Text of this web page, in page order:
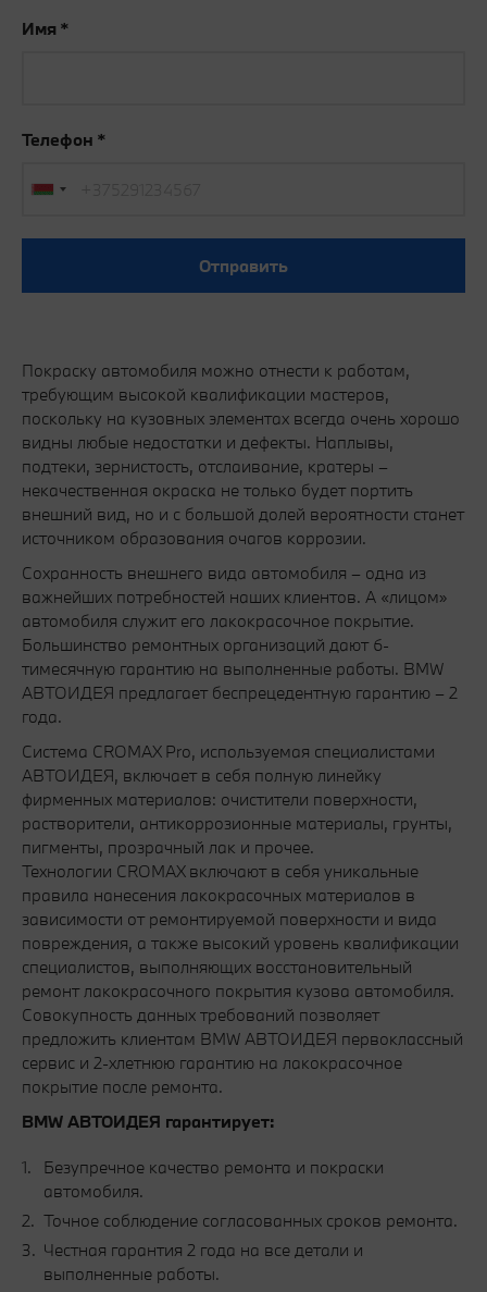
Имя
Телефон
Отправить
Покраску автомобиля можно отнести к работам,
требующим высокой квалификации мастеров,
поскольку на кузовных элементах всегда очень хорошо
видны любые недостатки и дефекты. Наплывы,
подтеки, зернистость, отслаивание, кратеры –
некачественная окраска не только будет портить
внешний вид, но и с большой долей вероятности станет
источником образования очагов коррозии.
Сохранность внешнего вида автомобиля – одна из
важнейших потребностей наших клиентов. А «лицом»
автомобиля служит его лакокрасочное покрытие.
Большинство ремонтных организаций дают 6-
тимесячную гарантию на выполненные работы. BMW
АВТОИДЕЯ предлагает беспрецедентную гарантию – 2
года.
Система CROMAX Pro, используемая специалистами
АВТОИДЕЯ, включает в себя полную линейку
фирменных материалов: очистители поверхности,
растворители, антикоррозионные материалы, грунты,
пигменты, прозрачный лак и прочее.
Технологии CROMAX включают в себя уникальные
правила нанесения лакокрасочных материалов в
зависимости от ремонтируемой поверхности и вида
повреждения, а также высокий уровень квалификации
специалистов, выполняющих восстановительный
ремонт лакокрасочного покрытия кузова автомобиля.
Совокупность данных требований позволяет
предложить клиентам BMW АВТОИДЕЯ первоклассный
сервис и 2-хлетнюю гарантию на лакокрасочное
покрытие после ремонта.
BMW АВТОИДЕЯ гарантирует:
Безупречное качество ремонта и покраски
автомобиля.
Точное соблюдение согласованных сроков ремонта.
Честная гарантия 2 года на все детали и
выполненные работы.